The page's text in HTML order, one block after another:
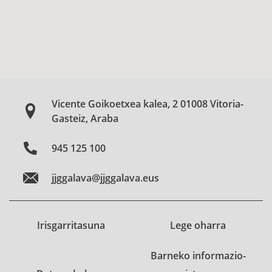
Vicente Goikoetxea kalea, 2 01008 Vitoria-
Gasteiz, Araba
945 125 100
jjggalava@jjggalava.eus
Irisgarritasuna Lege oharra
Barneko informazio-